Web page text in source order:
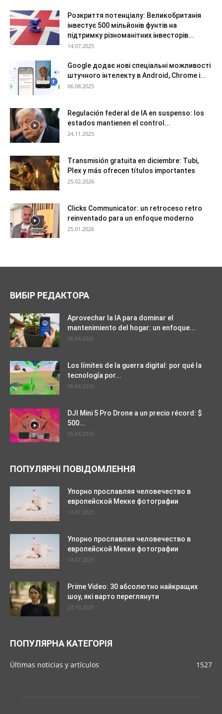
Розкриття потенціалу: Великобританія
інвестує 500 мільйонів фунтів на
підтримку різноманітних інвесторів...
14.07.2025
Google додає нові спеціальні можливості
штучного інтелекту в Android, Chrome і...
06.08.2025
Regulación federal de IA en suspenso: los
estados mantienen el control...
24.11.2025
Transmisión gratuita en diciembre: Tubi,
Plex y más ofrecen títulos importantes
25.02.2026
Clicks Communicator: un retroceso retro
reinventado para un enfoque moderno
25.01.2026
ВИБІР РЕДАКТОРА
Aprovechar la IA para dominar el
mantenimiento del hogar: un enfoque...
06.04.2026
Los límites de la guerra digital: por qué la
tecnología por...
06.04.2026
DJI Mini 5 Pro Drone a un precio récord: $
500...
05.04.2026
ПОПУЛЯРНІ ПОВІДОМЛЕННЯ
Упорно прославляя человечество в
европейской Мекке фотографии
14.07.2025
Упорно прославляя человечество в
европейской Мекке фотографии
14.07.2025
Prime Video: 30 абсолютно найкращих
шоу, які варто переглянути
23.10.2025
ПОПУЛЯРНА КАТЕГОРІЯ
Últimas noticias y artículos 1527